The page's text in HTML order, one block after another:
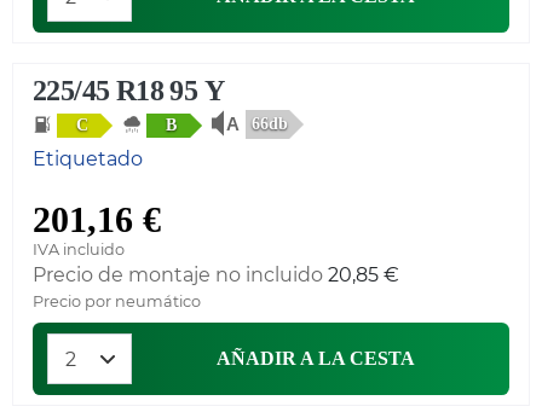
225/45 R18 95 Y
C B 66db
Etiquetado
201,16 €
IVA incluido
Precio de montaje no incluido 20,85 €
Precio por neumático
AÑADIR A LA CESTA